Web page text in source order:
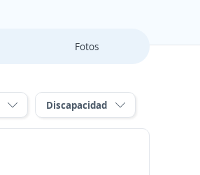
Fotos
Discapacidad